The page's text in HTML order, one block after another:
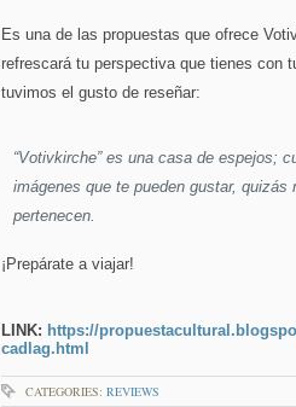
Es una de las propuestas que ofrece
refrescará tu perspectiva que tienes con
tuvimos el gusto de reseñar:
“Votivkirche” es una casa de espejos;
imágenes que te pueden gustar,
pertenecen.
¡Prepárate a viajar!
LINK: https://
cadlag.html
CATEGORIES: REVIEWS